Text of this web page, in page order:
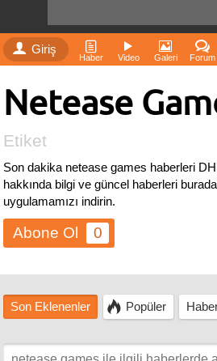
Giriş
Haber Video Galeri Forum
Netease
Etiket
Son dakika netease games haberleri
hakkında bilgi ve güncel haberleri
uygulamamızı indirin.
0
Son Eklenenler Popüler